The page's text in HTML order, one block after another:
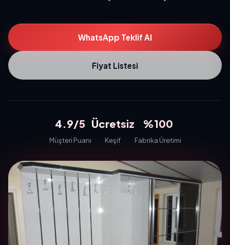
WhatsApp Teklif Al
Fiyat Listesi
4.9/5
Müşteri Puanı
Ücretsiz
Keşif
%100
Fabrika Üretimi